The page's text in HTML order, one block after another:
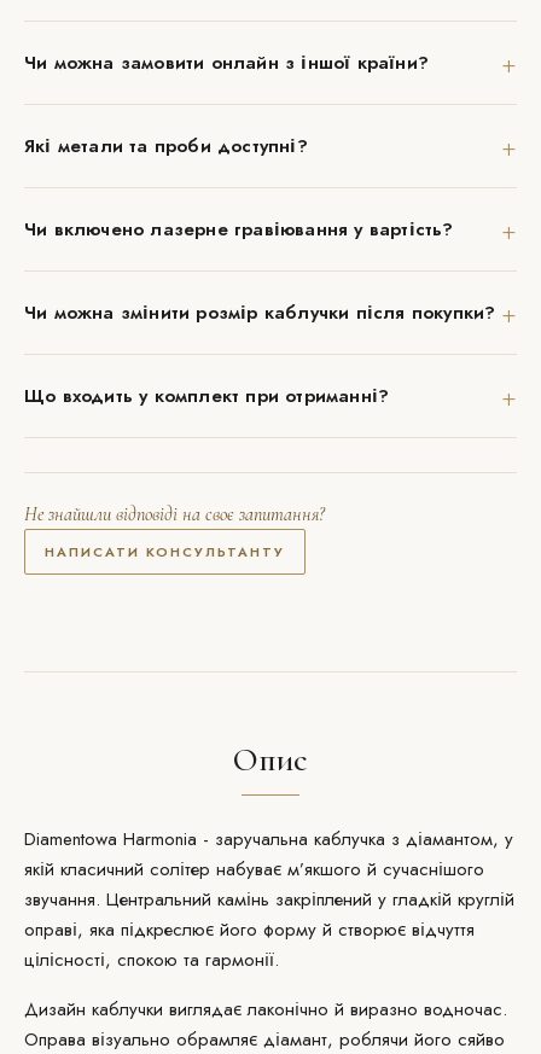
Чи можна замовити онлайн з іншої країни? +
Які метали та проби доступні? +
Чи включено лазерне гравіювання у вартість? +
Чи можна змінити розмір каблучки після покупки? +
Що входить у комплект при отриманні? +
Не знайшли відповіді на своє запитання?
НАПИСАТИ КОНСУЛЬТАНТУ
Опис
Diamentowa Harmonia - заручальна каблучка з діамантом, у
якій класичний солітер набуває м’якшого й сучаснішого
звучання. Центральний камінь закріплений у гладкій круглій
оправі, яка підкреслює його форму й створює відчуття
цілісності, спокою та гармонії.
Дизайн каблучки виглядає лаконічно й виразно водночас.
Оправа візуально обрамляє діамант, роблячи його сяйво